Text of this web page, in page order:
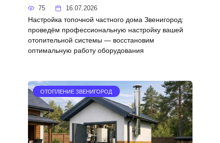
75 16.07.2026
Настройка топочной частного дома Звенигород:
проведём профессиональную настройку вашей
отопительной системы — восстановим
оптимальную работу оборудования
ОТОПЛЕНИЕ ЗВЕНИГОРОД